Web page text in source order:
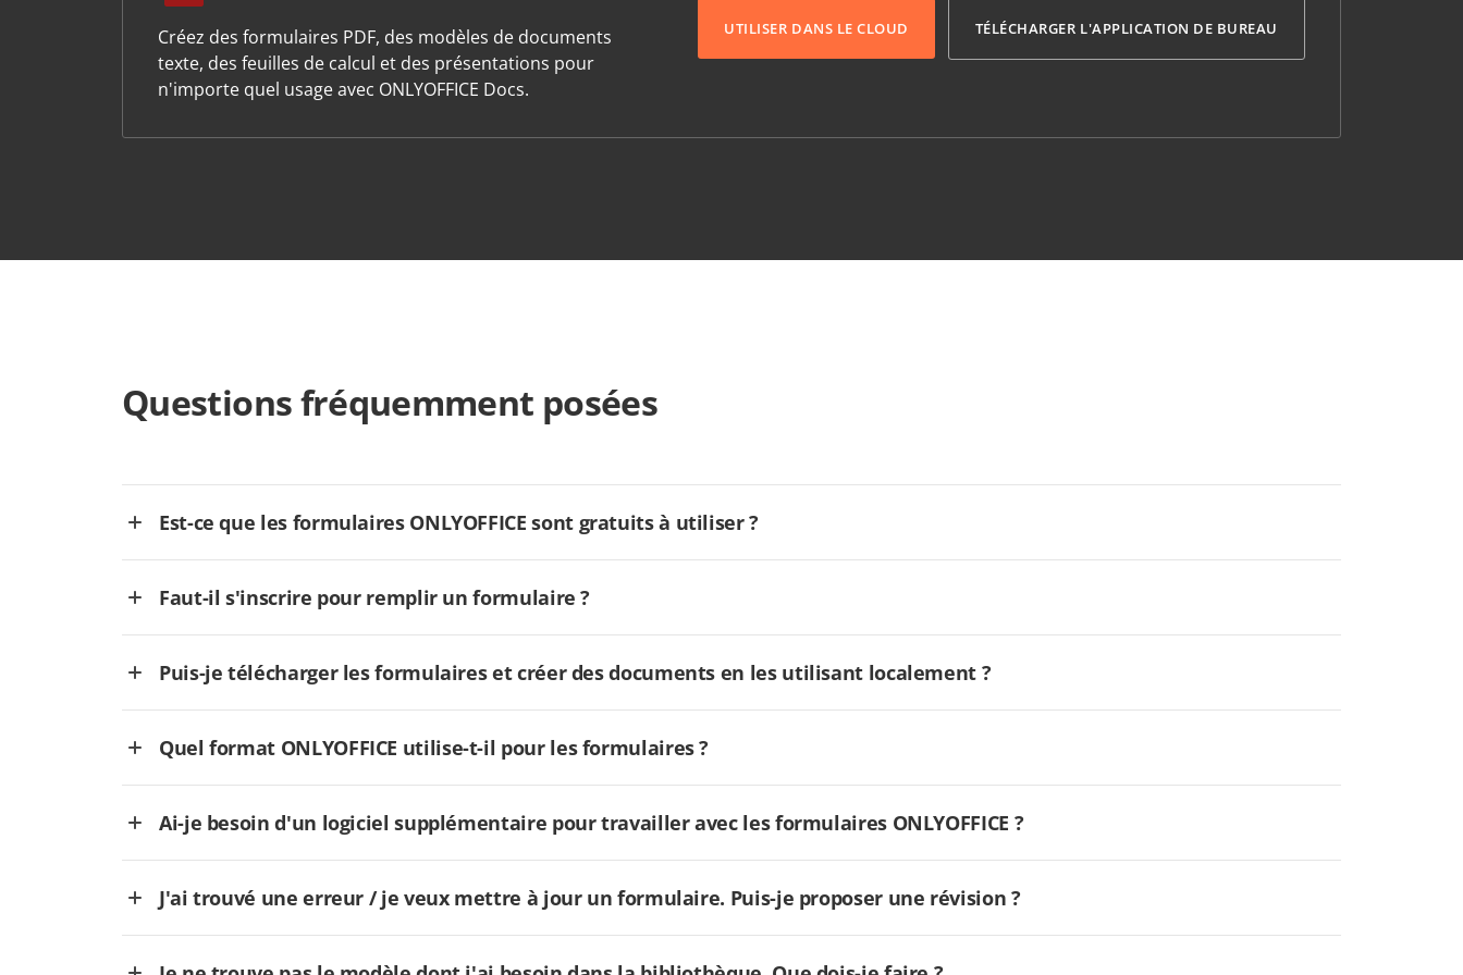
Créez des formulaires PDF, des modèles de documents
texte, des feuilles de calcul et des présentations pour
n'importe quel usage avec ONLYOFFICE Docs.
UTILISER DANS LE CLOUD TÉLÉCHARGER L'APPLICATION DE BUREAU
Questions fréquemment posées
Est-ce que les formulaires ONLYOFFICE sont gratuits à utiliser ?
Faut-il s'inscrire pour remplir un formulaire ?
Puis-je télécharger les formulaires et créer des documents en les utilisant localement ?
Quel format ONLYOFFICE utilise-t-il pour les formulaires ?
Ai-je besoin d'un logiciel supplémentaire pour travailler avec les formulaires ONLYOFFICE ?
J'ai trouvé une erreur / je veux mettre à jour un formulaire. Puis-je proposer une révision ?